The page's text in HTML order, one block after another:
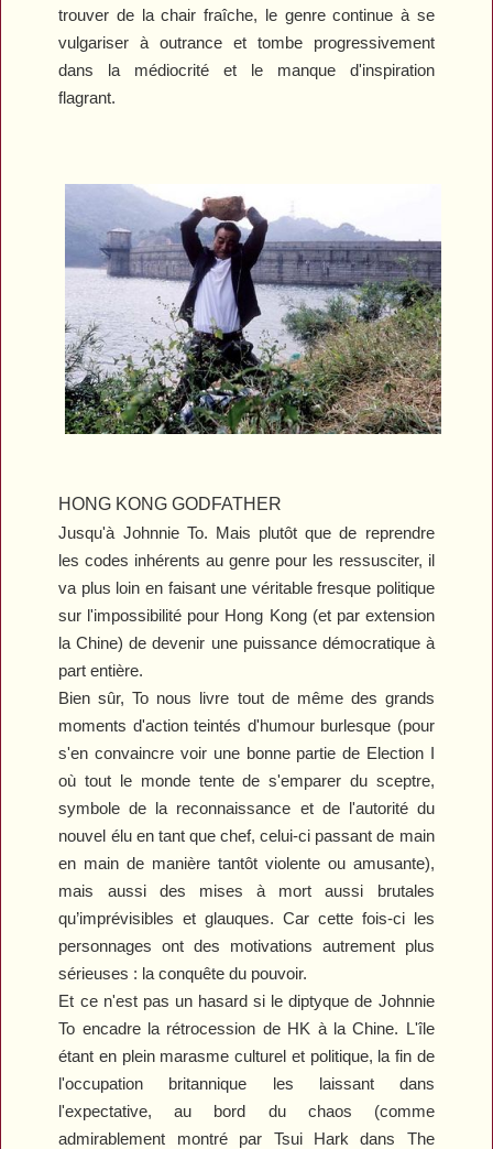
trouver de la chair fraîche, le genre continue à se
vulgariser à outrance et tombe progressivement
dans la médiocrité et le manque d'inspiration
flagrant.
HONG KONG GODFATHER
Jusqu'à Johnnie To. Mais plutôt que de reprendre
les codes inhérents au genre pour les ressusciter, il
va plus loin en faisant une véritable fresque politique
sur l'impossibilité pour Hong Kong (et par extension
la Chine) de devenir une puissance démocratique à
part entière.
Bien sûr, To nous livre tout de même des grands
moments d'action teintés d'humour burlesque (pour
s'en convaincre voir une bonne partie de Election I
où tout le monde tente de s'emparer du sceptre,
symbole de la reconnaissance et de l'autorité du
nouvel élu en tant que chef, celui-ci passant de main
en main de manière tantôt violente ou amusante),
mais aussi des mises à mort aussi brutales
qu’imprévisibles et glauques. Car cette fois-ci les
personnages ont des motivations autrement plus
sérieuses : la conquête du pouvoir.
Et ce n'est pas un hasard si le diptyque de Johnnie
To encadre la rétrocession de HK à la Chine. L'île
étant en plein marasme culturel et politique, la fin de
l'occupation britannique les laissant dans
l'expectative, au bord du chaos (comme
admirablement montré par Tsui Hark dans The